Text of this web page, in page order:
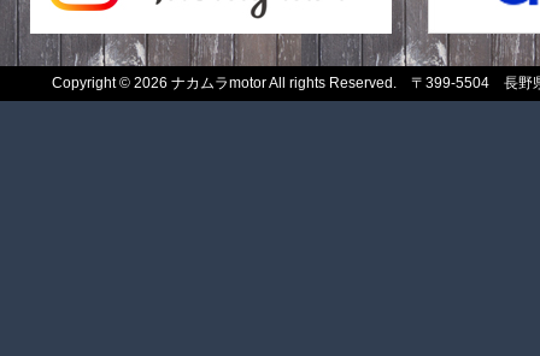
Copyright© 2026 ナカムラmotor All rights Reserved. 〒399-5504 長